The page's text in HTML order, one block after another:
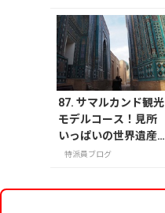
87. サマルカンド観光
モデルコース！見所
いっぱいの世界遺産
都市を満喫するおす
特派員ブログ